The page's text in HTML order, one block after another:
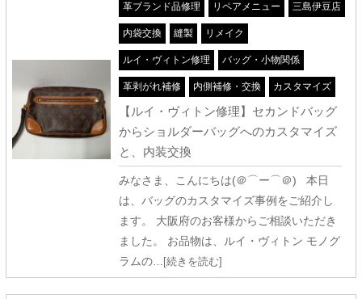
革ブランド品修理 リペアメニュー 三島伊豆店
内袋交換 縫製 リメイク
ルイ・ヴィトン修理 バッグ・小物関係
革剥がれ補修 内側補修・交換 カスタマイズ
【ルイ・ヴィトン修理】セカンドバッグ
からショルダーバッグへのカスタマイズ
と、内装交換
みなさま、こんにちは(＠⌒ー⌒＠) 本日
は、バッグのカスタマイズ事例をご紹介し
ます。 大阪府のお客様からご相談いただき
ました。 お品物は、ルイ・ヴィトン モノグ
ラムの…[続きを読む]